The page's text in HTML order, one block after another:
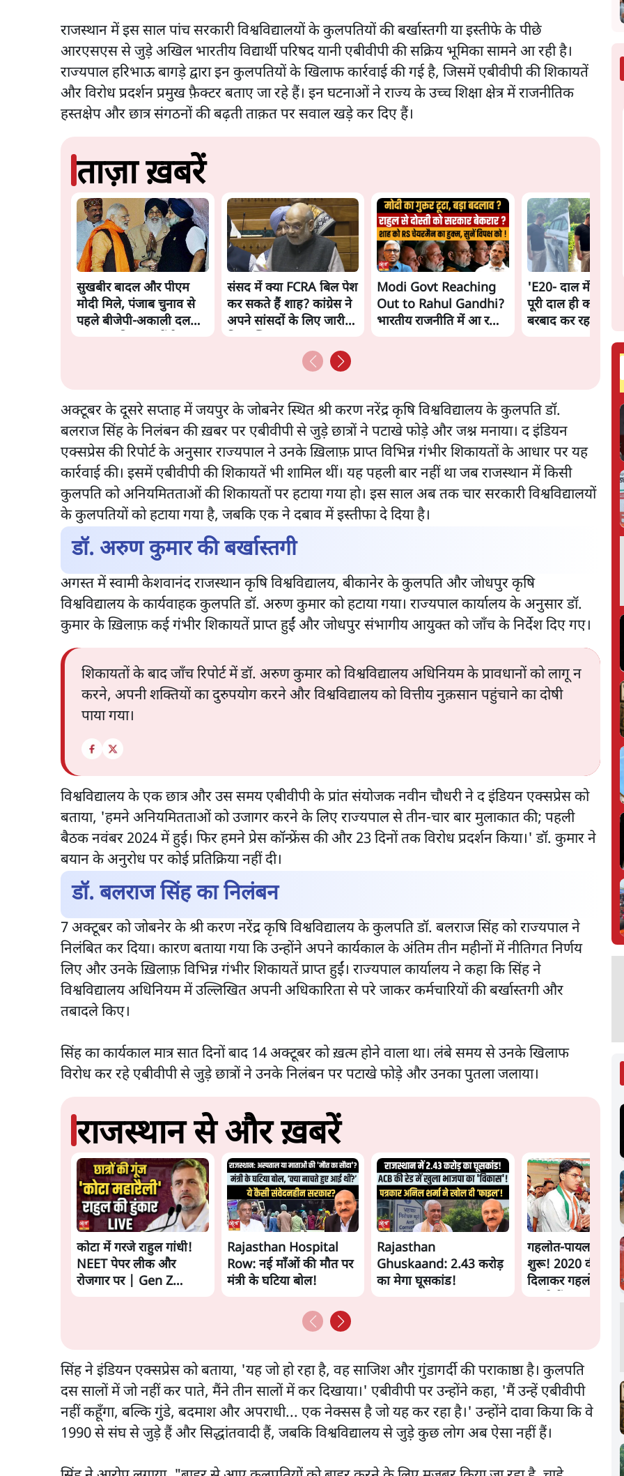
राजस्थान में इस साल पांच सरकारी विश्वविद्यालयों के कुलपतियों की बर्खास्तगी या इस्तीफे के पीछे
आरएसएस से जुड़े अखिल भारतीय विद्यार्थी परिषद यानी एबीवीपी की सक्रिय भूमिका सामने आ रही है।
राज्यपाल हरिभाऊ बागड़े द्वारा इन कुलपतियों के खिलाफ कार्रवाई की गई है, जिसमें एबीवीपी की शिकायतें
और विरोध प्रदर्शन प्रमुख फ़ैक्टर बताए जा रहे हैं। इन घटनाओं ने राज्य के उच्च शिक्षा क्षेत्र में राजनीतिक
हस्तक्षेप और छात्र संगठनों की बढ़ती ताक़त पर सवाल खड़े कर दिए हैं।
ताज़ा ख़बरें
सुखबीर बादल और पीएम
मोदी मिले, पंजाब चुनाव से
पहले बीजेपी-अकाली दल
संसद में क्या FCRA बिल पेश
कर सकते हैं शाह? कांग्रेस ने
अपने सांसदों के लिए जारी
Modi Govt Reaching
Out to Rahul Gandhi?
भारतीय राजनीति में आ रहा
'E20- दाल में काला
पूरी दाल ही काली;
बरबाद कर रहा है
अक्टूबर के दूसरे सप्ताह में जयपुर के जोबनेर स्थित श्री करण नरेंद्र कृषि विश्वविद्यालय के कुलपति डॉ.
बलराज सिंह के निलंबन की ख़बर पर एबीवीपी से जुड़े छात्रों ने पटाखे फोड़े और जश्न मनाया। द इंडियन
एक्सप्रेस की रिपोर्ट के अनुसार राज्यपाल ने उनके ख़िलाफ़ प्राप्त विभिन्न गंभीर शिकायतों के आधार पर यह
कार्रवाई की। इसमें एबीवीपी की शिकायतें भी शामिल थीं। यह पहली बार नहीं था जब राजस्थान में किसी
कुलपति को अनियमितताओं की शिकायतों पर हटाया गया हो। इस साल अब तक चार सरकारी विश्वविद्यालयों
के कुलपतियों को हटाया गया है, जबकि एक ने दबाव में इस्तीफा दे दिया है।
डॉ. अरुण कुमार की बर्खास्तगी
अगस्त में स्वामी केशवानंद राजस्थान कृषि विश्वविद्यालय, बीकानेर के कुलपति और जोधपुर कृषि
विश्वविद्यालय के कार्यवाहक कुलपति डॉ. अरुण कुमार को हटाया गया। राज्यपाल कार्यालय के अनुसार डॉ.
कुमार के ख़िलाफ़ कई गंभीर शिकायतें प्राप्त हुईं और जोधपुर संभागीय आयुक्त को जाँच के निर्देश दिए गए।
शिकायतों के बाद जाँच रिपोर्ट में डॉ. अरुण कुमार को विश्वविद्यालय अधिनियम के प्रावधानों को लागू न
करने, अपनी शक्तियों का दुरुपयोग करने और विश्वविद्यालय को वित्तीय नुक़सान पहुंचाने का दोषी
पाया गया।
विश्वविद्यालय के एक छात्र और उस समय एबीवीपी के प्रांत संयोजक नवीन चौधरी ने द इंडियन एक्सप्रेस को
बताया, 'हमने अनियमितताओं को उजागर करने के लिए राज्यपाल से तीन-चार बार मुलाकात की; पहली
बैठक नवंबर 2024 में हुई। फिर हमने प्रेस कॉन्फ्रेंस की और 23 दिनों तक विरोध प्रदर्शन किया।' डॉ. कुमार ने
बयान के अनुरोध पर कोई प्रतिक्रिया नहीं दी।
डॉ. बलराज सिंह का निलंबन
7 अक्टूबर को जोबनेर के श्री करण नरेंद्र कृषि विश्वविद्यालय के कुलपति डॉ. बलराज सिंह को राज्यपाल ने
निलंबित कर दिया। कारण बताया गया कि उन्होंने अपने कार्यकाल के अंतिम तीन महीनों में नीतिगत निर्णय
लिए और उनके ख़िलाफ़ विभिन्न गंभीर शिकायतें प्राप्त हुईं। राज्यपाल कार्यालय ने कहा कि सिंह ने
विश्वविद्यालय अधिनियम में उल्लिखित अपनी अधिकारिता से परे जाकर कर्मचारियों की बर्खास्तगी और
तबादले किए।
सिंह का कार्यकाल मात्र सात दिनों बाद 14 अक्टूबर को ख़त्म होने वाला था। लंबे समय से उनके खिलाफ
विरोध कर रहे एबीवीपी से जुड़े छात्रों ने उनके निलंबन पर पटाखे फोड़े और उनका पुतला जलाया।
राजस्थान से और ख़बरें
कोटा में गरजे राहुल गांधी!
NEET पेपर लीक और
रोजगार पर | Gen Z
Rajasthan Hospital
Row: नई माँओं की मौत पर
मंत्री के घटिया बोल!
Rajasthan
Ghuskaand: 2.43 करोड़
का मेगा घूसकांड!
गहलोत-पायलट जंग
शुरू! 2020 की
दिलाकर गहलोत क्या
सिंह ने इंडियन एक्सप्रेस को बताया, 'यह जो हो रहा है, वह साजिश और गुंडागर्दी की पराकाष्ठा है। कुलपति
दस सालों में जो नहीं कर पाते, मैंने तीन सालों में कर दिखाया।' एबीवीपी पर उन्होंने कहा, 'मैं उन्हें एबीवीपी
नहीं कहूँगा, बल्कि गुंडे, बदमाश और अपराधी... एक नेक्सस है जो यह कर रहा है।' उन्होंने दावा किया कि वे
1990 से संघ से जुड़े हैं और सिद्धांतवादी हैं, जबकि विश्वविद्यालय से जुड़े कुछ लोग अब ऐसा नहीं हैं।